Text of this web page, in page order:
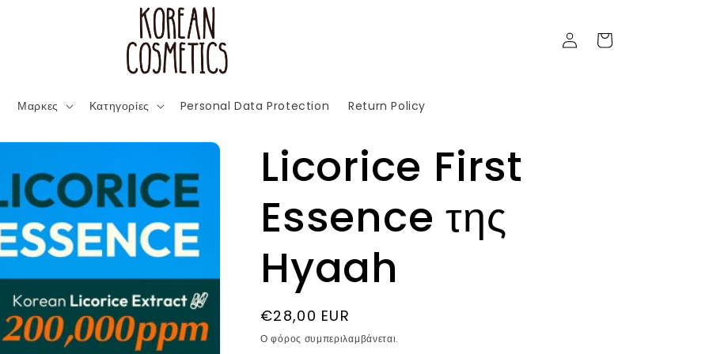
Μαρκες Κατηγορίες Personal Data Protection Return Policy
Σύνδεση Καλάθι
Licorice First
Essence της
Hyaah
Κανονική
τιμή
€28,00 EUR
Ο φόρος συμπεριλαμβάνεται.